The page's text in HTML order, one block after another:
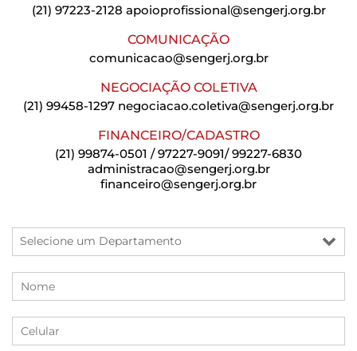
(21) 97223-2128 apoioprofissional@sengerj.org.br
COMUNICAÇÃO
comunicacao@sengerj.org.br
NEGOCIAÇÃO COLETIVA
(21) 99458-1297 negociacao.coletiva@sengerj.org.br
FINANCEIRO/CADASTRO
(21) 99874-0501 / 97227-9091/ 99227-6830
administracao@sengerj.org.br
financeiro@sengerj.org.br